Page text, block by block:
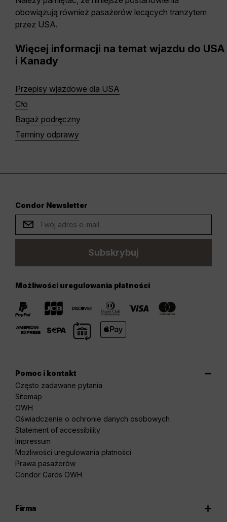
obowiązują również pasażerów lecących tranzytem
przez USA.
Więcej informacji na temat wjazdu do USA
i Kanady
Przepisy wjazdowe dla USA
Cło
Bagaż podręczny
Terminy odprawy
Condor Newsletter
Subskrybuj
Możliwości uregulowania płatności
Pomoc i kontakt
Często zadawane pytania
Sitemap
OWH
Oświadczenie o ochronie danych osobowych
Statement of accessibility
Impressum
Możliwości uregulowania płatności
Prawa pasażerów
Condor Cards OWH
Firma